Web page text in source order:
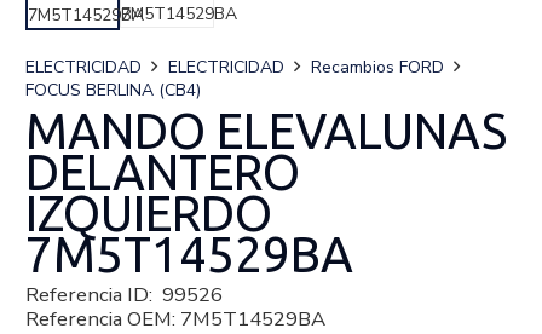
ELECTRICIDAD ELECTRICIDAD
Recambios FORD
FOCUS BERLINA (CB4)
MANDO ELEVALUNAS
DELANTERO
IZQUIERDO
7M5T14529BA
Referencia ID: 99526
Referencia OEM: 7M5T14529BA